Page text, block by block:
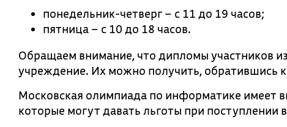
понедельник-четверг – с 11 до 19 часов;
пятница – с 10 до 18 часов.
Обращаем внимание, что дипломы участников
учреждение. Их можно получить,
Московская олимпиада по информатике имеет
которые могут давать льготы при поступлении